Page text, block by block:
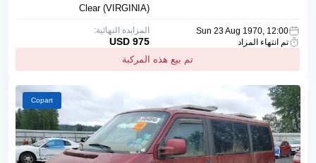
Clear (VIRGINIA)
Sun 23 Aug 1970, 12:00
تم انتهاء المزاد
تم بيع هذه المركبة
المزايدة النهائية:
975 USD
Copart